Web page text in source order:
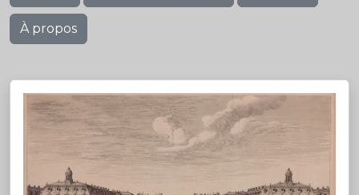
À propos